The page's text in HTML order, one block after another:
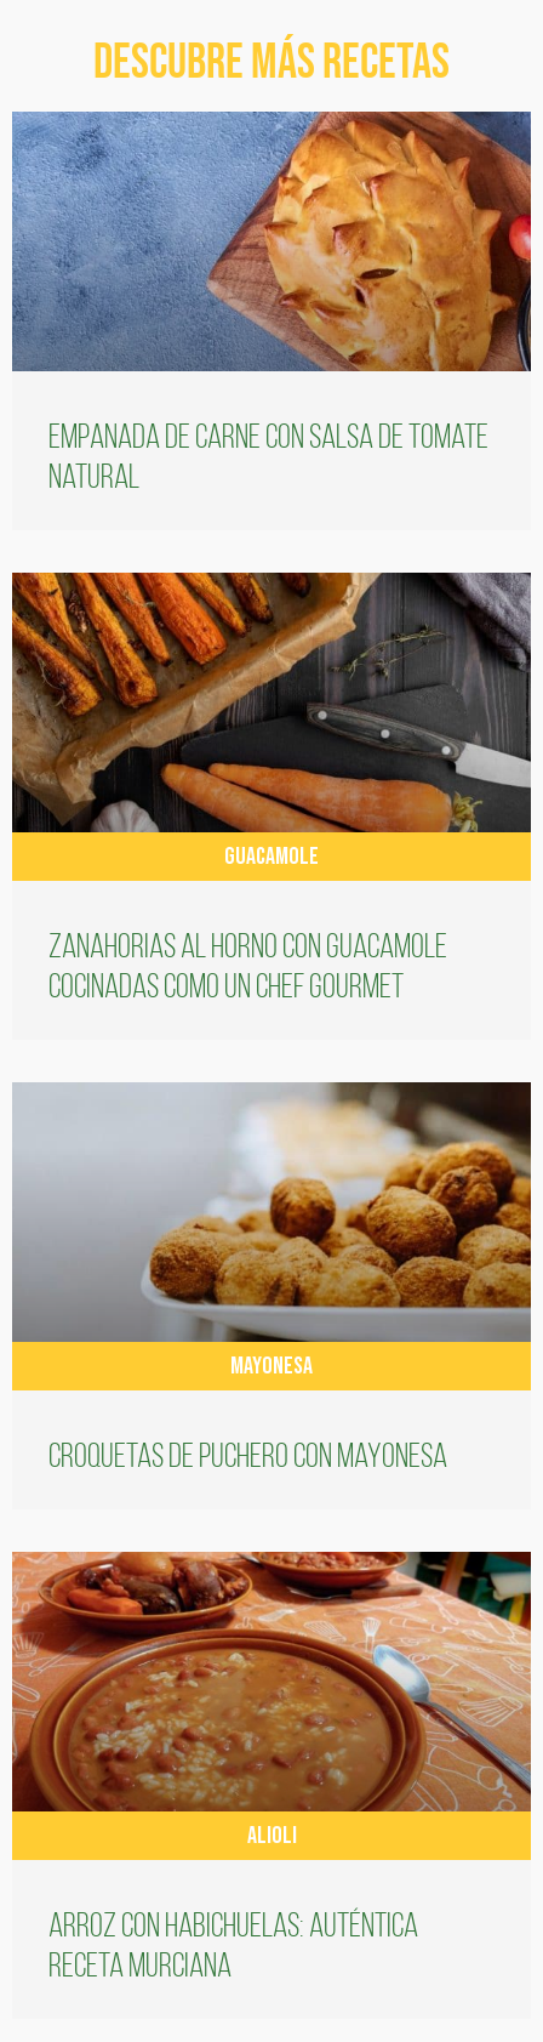
Descubre más recetas
Empanada de carne con salsa de tomate
natural
GUACAMOLE
Zanahorias al horno con guacamole
cocinadas como un chef gourmet
MAYONESA
Croquetas de puchero con Mayonesa
ALIOLI
Arroz con habichuelas: auténtica
receta murciana